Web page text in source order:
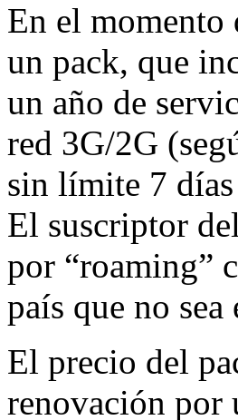
En el momento
un pack, que
un año de
red 3G/2G
sin límite 7 días
El suscriptor
por “roaming”
país que no
El precio del
renovación por